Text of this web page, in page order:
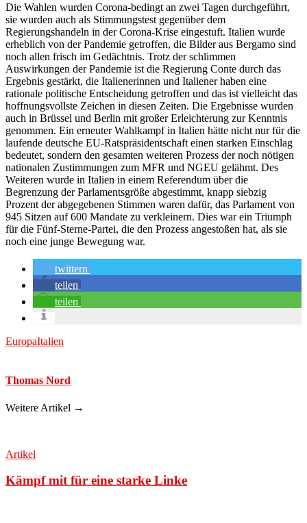
Die Wahlen wurden Corona-bedingt an zwei Tagen durchgeführt,
sie wurden auch als Stimmungstest gegenüber dem
Regierungshandeln in der Corona-Krise eingestuft. Italien wurde
erheblich von der Pandemie getroffen, die Bilder aus Bergamo sind
noch allen frisch im Gedächtnis. Trotz der schlimmen
Auswirkungen der Pandemie ist die Regierung Conte durch das
Ergebnis gestärkt, die Italienerinnen und Italiener haben eine
rationale politische Entscheidung getroffen und das ist vielleicht das
hoffnungsvollste Zeichen in diesen Zeiten. Die Ergebnisse wurden
auch in Brüssel und Berlin mit großer Erleichterung zur Kenntnis
genommen. Ein erneuter Wahlkampf in Italien hätte nicht nur für die
laufende deutsche EU-Ratspräsidentschaft einen starken Einschlag
bedeutet, sondern den gesamten weiteren Prozess der noch nötigen
nationalen Zustimmungen zum MFR und NGEU gelähmt. Des
Weiteren wurde in Italien in einem Referendum über die
Begrenzung der Parlamentsgröße abgestimmt, knapp siebzig
Prozent der abgegebenen Stimmen waren dafür, das Parlament von
945 Sitzen auf 600 Mandate zu verkleinern. Dies war ein Triumph
für die Fünf-Sterne-Partei, die den Prozess angestoßen hat, als sie
noch eine junge Bewegung war.
twittern
teilen
teilen
EuropaItalien
Thomas Nord
Weitere Artikel →
Artikel
Kämpf mit für eine starke Linke